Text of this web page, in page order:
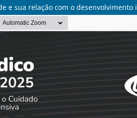
e sua relação com o desenvolvimento